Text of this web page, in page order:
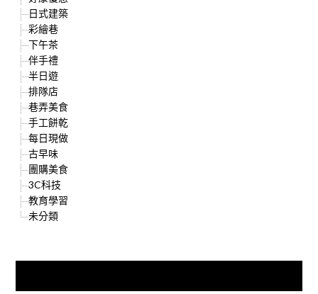
日式建築
彩繪巷
下午茶
伴手禮
半日遊
排隊店
巷弄美食
手工餅乾
每日現做
古早味
團購美食
3C科技
教育學習
未分類